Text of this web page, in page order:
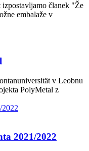
članek "Že
embalaže v
v Leobnu
PolyMetal z
2021/2022